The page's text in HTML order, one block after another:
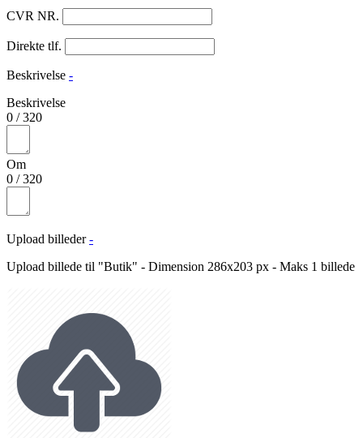
CVR NR.
Direkte tlf.
Beskrivelse -
Beskrivelse
0 /320
Om
0 /320
Upload billeder -
Upload billede til "Butik" - Dimension 286x203 px - Maks 1 billede